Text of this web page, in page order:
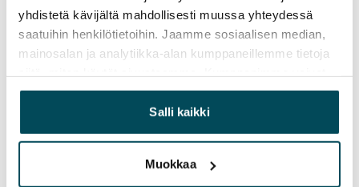
yhdistetä kävijältä mahdollisesti muussa yhteydessä
saatuihin henkilötietoihin. Jaamme sosiaalisen median,
mainosalan ja analytiikka-alan kumppaneillemme tietoja
yhdistää näitä tietoja muihin tietoihin, joita olet antanut
heille tai joita on kerätty, kun olet käyttänyt heidän
palvelujaan.
Salli kaikki
Muokkaa